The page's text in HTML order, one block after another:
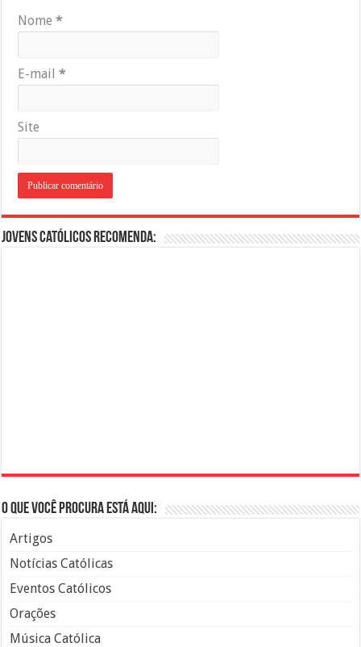
Nome*
E-mail*
Site
Jovens Católicos Recomenda:
O que você procura está aqui:
Artigos
Notícias Católicas
Eventos Católicos
Orações
Música Católica